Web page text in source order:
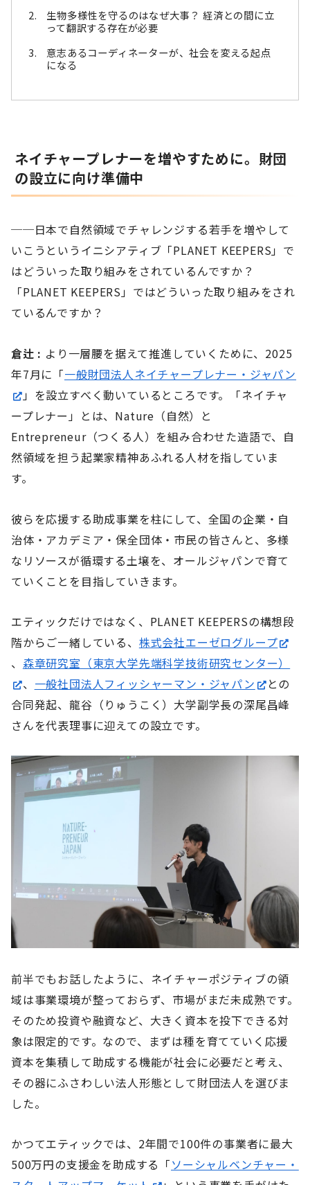
生物多様性を守るのはなぜ大事？ 経済との間に立
って翻訳する存在が必要
意志あるコーディネーターが、社会を変える起点
になる
ネイチャープレナーを増やすために。財団
の設立に向け準備中
──日本で自然領域でチャレンジする若手を増やして
いこうというイニシアティブ「PLANET KEEPERS」で
はどういった取り組みをされているんですか？
「PLANET KEEPERS」ではどういった取り組みをされ
ているんですか？
倉辻 : より一層腰を据えて推進していくために、2025
年7月に「一般財団法人ネイチャープレナー・ジャパン
」を設立すべく動いているところです。「ネイチャ
ープレナー」とは、Nature（自然）と
Entrepreneur（つくる人）を組み合わせた造語で、自
然領域を担う起業家精神あふれる人材を指していま
す。
彼らを応援する助成事業を柱にして、全国の企業・自
治体・アカデミア・保全団体・市民の皆さんと、多様
なリソースが循環する土壌を、オールジャパンで育て
ていくことを目指していきます。
エティックだけではなく、PLANET KEEPERSの構想段
階からご一緒している、 株式会社エーゼログループ
、 森章研究室（東京大学先端科学技術研究センター）
、 一般社団法人フィッシャーマン・ジャパン
との
合同発起、龍谷（りゅうこく）大学副学長の深尾昌峰
さんを代表理事に迎えての設立です。
前半でもお話したように、ネイチャーポジティブの領
域は事業環境が整っておらず、市場がまだ未成熟です。
そのため投資や融資など、大きく資本を投下できる対
象は限定的です。なので、まずは種を育てていく応援
資本を集積して助成する機能が社会に必要だと考え、
その器にふさわしい法人形態として財団法人を選びま
した。
かつてエティックでは、2年間で100件の事業者に最大
500万円の支援金を助成する「ソーシャルベンチャー・